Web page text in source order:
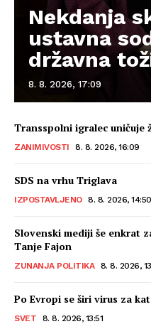
Nekdanja
ustavna
državna
8. 8. 2026, 17:09
Transspolni igralec uničuje
ZANIMIVOSTI 8. 8. 2026, 16:09
SDS na vrhu Triglava
IZPOSTAVLJENO 8. 8. 2026, 14:50
Slovenski mediji še enkrat
Tanje Fajon
ZUNANJA POLITIKA 8. 8. 2026,
Po Evropi se širi virus za
SVET 8. 8. 2026, 13:51